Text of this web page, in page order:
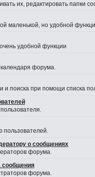
их, редактировать папки
маленькой, но удобной
удобной функции
форума.
и поиска при помощи списка
пользователей.
о сообщениях
форума.
сообщения
форума.